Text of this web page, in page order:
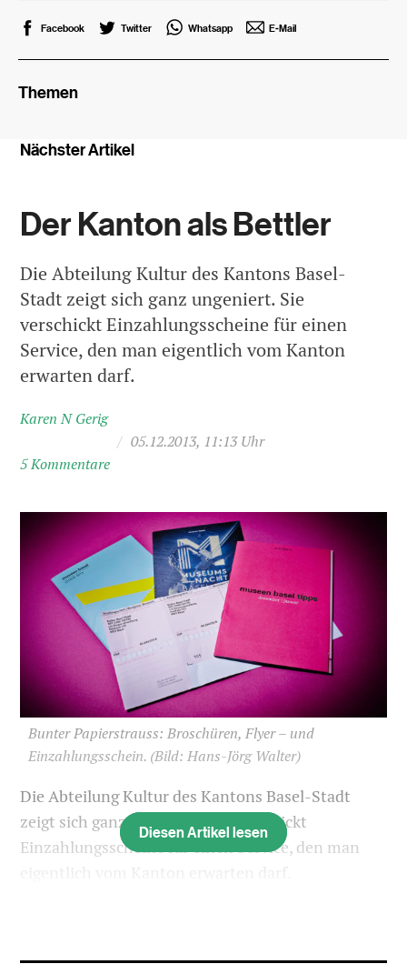
Facebook Twitter Whatsapp E-Mail
Themen
Nächster Artikel
Der Kanton als Bettler
Die Abteilung Kultur des Kantons Basel-
Stadt zeigt sich ganz ungeniert. Sie
verschickt Einzahlungsscheine für einen
Service, den man eigentlich vom Kanton
erwarten darf.
Karen N Gerig
/ 05.12.2013, 11:13 Uhr
5 Kommentare
Bunter Papierstrauss: Broschüren, Flyer – und
Einzahlungsschein. (Bild: Hans-Jörg Walter)
Die Abteilung Kultur des Kantons Basel-Stadt
zeigt sich ganz ungeniert. Sie verschickt
Einzahlungsscheine für einen Service, den man
in den Briefkasten, meist mit einem Text oder Bild
Diesen Artikel lesen